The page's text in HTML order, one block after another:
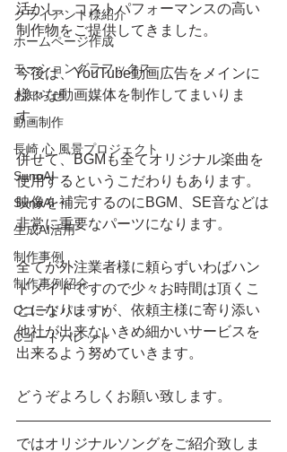
クライアント様紹介
ホームページ作成
モーショングラフックス
お知らせ
動画制作
長崎 心 風景プロジェクト
SunoAI
SunoAI
生成AI活用
制作事例
制作事例紹介
Cコードパレット
Cコードパレット
活かし、コストパフォーマンスの高い
制作物をご提供してきました。
今後は、YouTube動画広告をメインに
様々な動画媒体を制作してまいりま
す。
併せて、BGMも全てオリジナル楽曲を
使用するというこだわりもあります。
映像を補完するのにBGM、SE音などは
非常に重要なパーツになります。
全てが外注業者様に頼らずいわばハン
ドメイドですので少々お時間は頂くこ
とになりますが、依頼主様に寄り添い
他社が出来ないきめ細かいサービスを
出来るよう努めていきます。
どうぞよろしくお願い致します。
ではオリジナルソングをご紹介致しま